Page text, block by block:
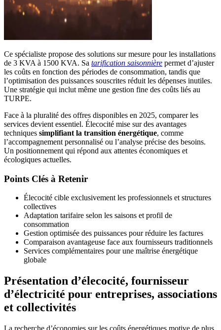
Ce spécialiste propose des solutions sur mesure pour les installations
de 3 KVA à 1500 KVA. Sa tarification saisonnière permet d’ajuster
les coûts en fonction des périodes de consommation, tandis que
l’optimisation des puissances souscrites réduit les dépenses inutiles.
Une stratégie qui inclut même une gestion fine des coûts liés au
TURPE.
Face à la pluralité des offres disponibles en 2025, comparer les
services devient essentiel. Élecocité mise sur des avantages
techniques simplifiant la transition énergétique, comme
l’accompagnement personnalisé ou l’analyse précise des besoins.
Un positionnement qui répond aux attentes économiques et
écologiques actuelles.
Points Clés à Retenir
Élecocité cible exclusivement les professionnels et structures
collectives
Adaptation tarifaire selon les saisons et profil de
consommation
Gestion optimisée des puissances pour réduire les factures
Comparaison avantageuse face aux fournisseurs traditionnels
Services complémentaires pour une maîtrise énergétique
globale
Présentation d’élecocité, fournisseur
d’électricité pour entreprises, associations
et collectivités